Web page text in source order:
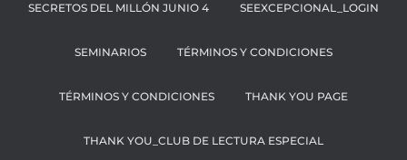
SECRETOS DEL MILLÓN JUNIO 4 SEEXCEPCIONAL_LOGIN
SEMINARIOS TÉRMINOS Y CONDICIONES
TÉRMINOS Y CONDICIONES THANK YOU PAGE
THANK YOU_CLUB DE LECTURA ESPECIAL